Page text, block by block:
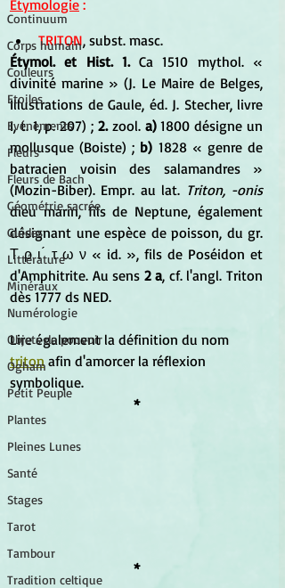
Continuum
Corps humain
Couleurs
Etoiles
Evénements
Fleurs
Fleurs de Bach
Géométrie sacrée
Guides
Littérature
Minéraux
Numérologie
Objets de pouvoir
Ogham
Petit Peuple
Plantes
Pleines Lunes
Santé
Stages
Tarot
Tambour
Tradition celtique
Étymologie :
TRITON, subst. masc.
Étymol. et Hist. 1. Ca 1510 mythol. «
divinité marine » (J. Le Maire de Belges,
Illustrations de Gaule, éd. J. Stecher, livre
I, t. 1, p. 207) ; 2. zool. a) 1800 désigne un
mollusque (Boiste) ; b) 1828 « genre de
batracien voisin des salamandres »
(Mozin-Biber). Empr. au lat.
Triton, -onis
dieu marin, fils de Neptune, également
désignant une espèce de poisson, du gr.
Τ ρ ι ́ τ ω ν « id. », fils de Poséidon et
d'Amphitrite. Au sens 2 a, cf. l'angl. Triton
dès 1777 ds NED.
Lire également la définition du nom
triton afin d'amorcer la réflexion
symbolique.
*
*